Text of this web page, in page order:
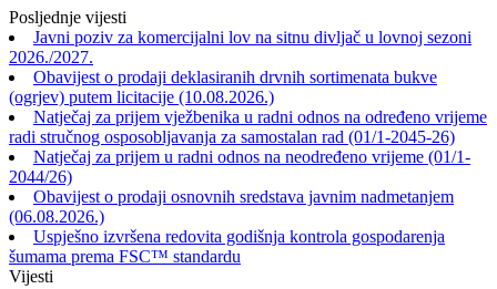
Posljednje vijesti
Javni poziv za komercijalni lov na sitnu divljač u lovnoj sezoni
2026./2027.
Obavijest o prodaji deklasiranih drvnih sortimenata bukve
(ogrjev) putem licitacije (10.08.2026.)
Natječaj za prijem vježbenika u radni odnos na određeno vrijeme
radi stručnog osposobljavanja za samostalan rad (01/1-2045-26)
Natječaj za prijem u radni odnos na neodređeno vrijeme (01/1-
2044/26)
Obavijest o prodaji osnovnih sredstava javnim nadmetanjem
(06.08.2026.)
Uspješno izvršena redovita godišnja kontrola gospodarenja
šumama prema FSC™ standardu
Vijesti